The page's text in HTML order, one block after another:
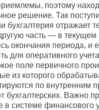
поэтому
решение. Так
бухгалтерия отражает
часть — в
окончания периода, и
для оперативного
поле первичного
из которого
по внутренним
бухгалтерских. Важно
в системе финансового